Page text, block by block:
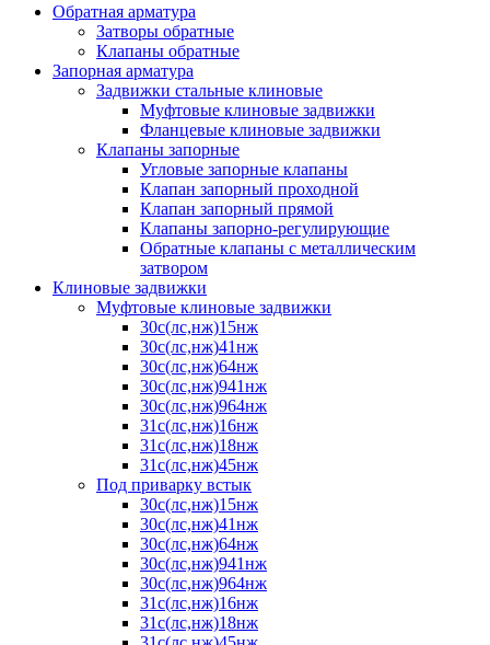
Обратная арматура
Затворы обратные
Клапаны обратные
Запорная арматура
Задвижки стальные клиновые
Муфтовые клиновые задвижки
Фланцевые клиновые задвижки
Клапаны запорные
Угловые запорные клапаны
Клапан запорный проходной
Клапан запорный прямой
Клапаны запорно-регулирующие
Обратные клапаны с металлическим
затвором
Клиновые задвижки
Муфтовые клиновые задвижки
30с(лс,нж)15нж
30с(лс,нж)41нж
30с(лс,нж)64нж
30с(лс,нж)941нж
30с(лс,нж)964нж
31с(лс,нж)16нж
31с(лс,нж)18нж
31с(лс,нж)45нж
Под приварку встык
30с(лс,нж)15нж
30с(лс,нж)41нж
30с(лс,нж)64нж
30с(лс,нж)941нж
30с(лс,нж)964нж
31с(лс,нж)16нж
31с(лс,нж)18нж